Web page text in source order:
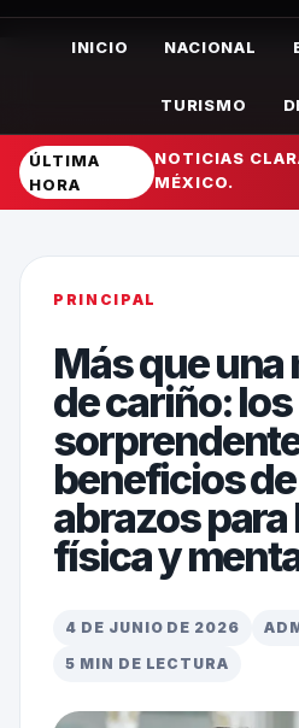
INICIO NACIONAL
TURISMO
ÚLTIMA
HORA
NOTICIAS
MÉXICO.
PRINCIPAL
Más que
de cariño: los
beneficios
abrazos para
física y
4 DE JUNIO DE 2026
5 MIN DE LECTURA